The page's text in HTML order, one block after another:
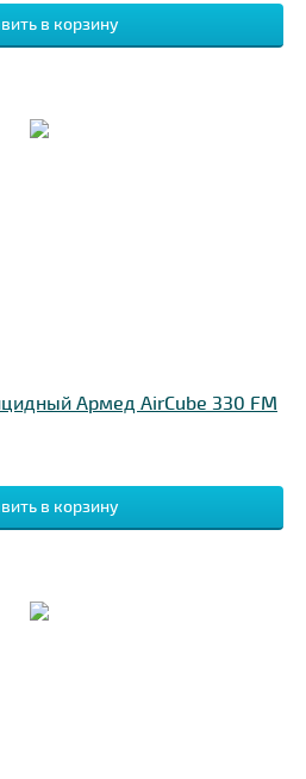
Армед AirCube 330 FM